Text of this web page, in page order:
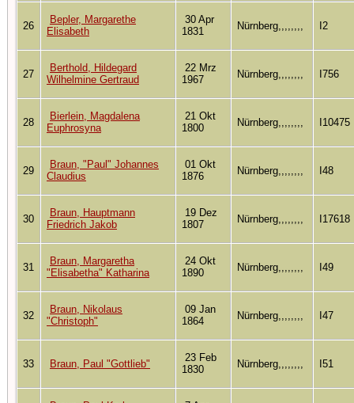
26
Bepler, Margarethe
Elisabeth
30 Apr
1831
Nürnberg,,,,,,,, I2
27
Berthold, Hildegard
Wilhelmine Gertraud
22 Mrz
1967
Nürnberg,,,,,,,, I756
28
Bierlein, Magdalena
Euphrosyna
21 Okt
1800
Nürnberg,,,,,,,, I10475
29
Braun, "Paul" Johannes
Claudius
01 Okt
1876
Nürnberg,,,,,,,, I48
30
Braun, Hauptmann
Friedrich Jakob
19 Dez
1807
Nürnberg,,,,,,,, I17618
31
Braun, Margaretha
"Elisabetha" Katharina
24 Okt
1890
Nürnberg,,,,,,,, I49
32
Braun, Nikolaus
"Christoph"
09 Jan
1864
Nürnberg,,,,,,,, I47
33 Braun, Paul "Gottlieb"
23 Feb
1830
Nürnberg,,,,,,,, I51